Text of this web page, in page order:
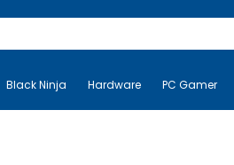
Gamer Black Ninja Hardware
Black Ninja Hardware PC Gamer